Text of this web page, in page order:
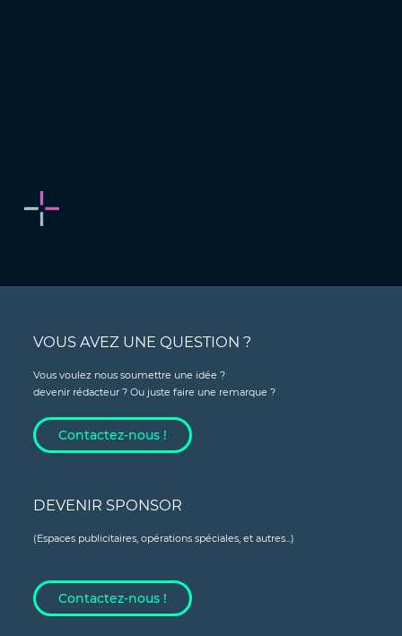
VOUS AVEZ UNE QUESTION ?
Vous voulez nous soumettre une idée ?
devenir rédacteur ? Ou juste faire une remarque ?
Contactez-nous !
DEVENIR SPONSOR
(Espaces publicitaires, opérations spéciales, et autres...)
Contactez-nous !